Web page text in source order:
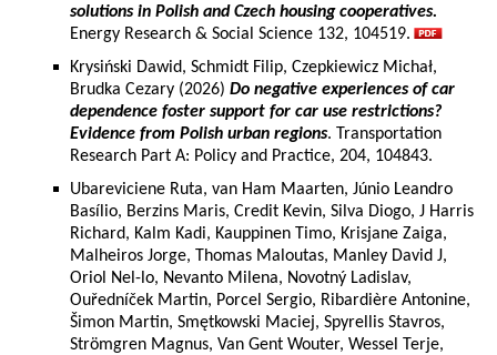
solutions in Polish and Czech housing cooperatives.
Energy Research & Social Science 132, 104519.
Krysiński Dawid, Schmidt Filip, Czepkiewicz Michał,
Brudka Cezary (2026) Do negative experiences of car
dependence foster support for car use restrictions?
Evidence from Polish urban regions. Transportation
Research Part A: Policy and Practice, 204, 104843.
Ubareviciene Ruta, van Ham Maarten, Júnio Leandro
Basílio, Berzins Maris, Credit Kevin, Silva Diogo, J Harris
Richard, Kalm Kadi, Kauppinen Timo, Krisjane Zaiga,
Malheiros Jorge, Thomas Maloutas, Manley David J,
Oriol Nel-lo, Nevanto Milena, Novotný Ladislav,
Ouředníček Martin, Porcel Sergio, Ribardière Antonine,
Šimon Martin, Smętkowski Maciej, Spyrellis Stavros,
Strömgren Magnus, Van Gent Wouter, Wessel Terje,